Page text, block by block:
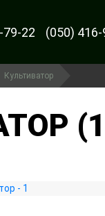
79-22 (050)
Культиватор